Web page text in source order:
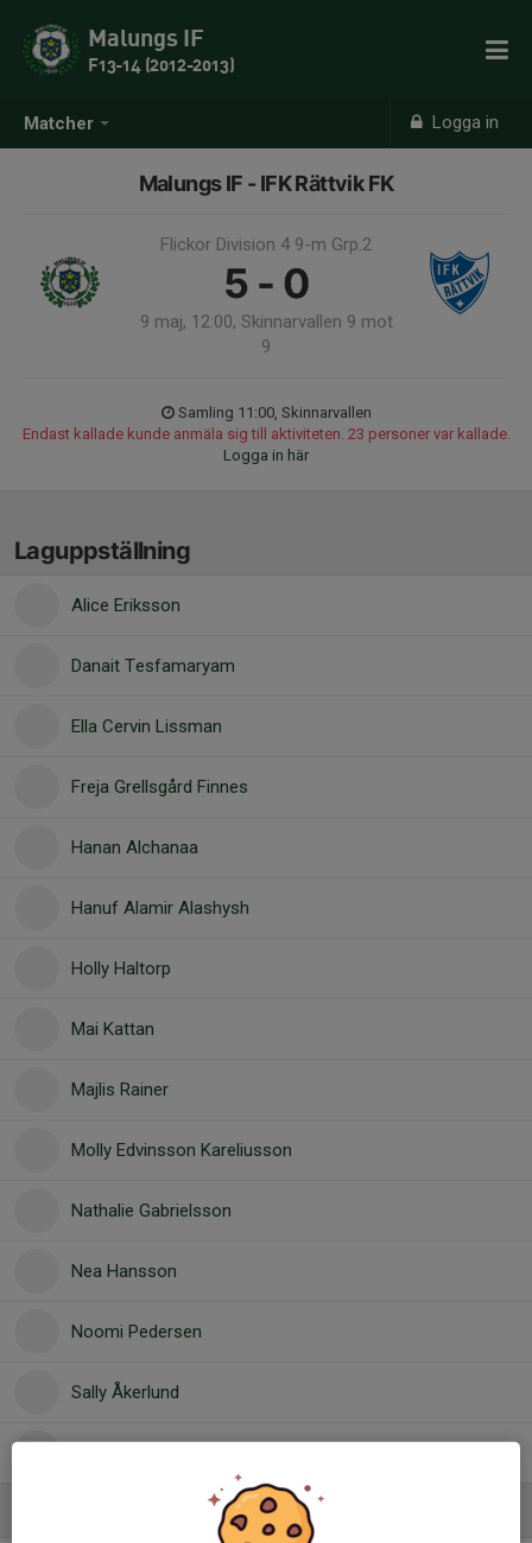
Matcher Logga in
Malungs IF
F13-14 (2012-2013)
Malungs IF - IFK Rättvik FK
Flickor Division 4 9-m Grp.2
5 - 0
9 maj, 12:00, Skinnarvallen 9 mot
9
Samling 11:00, Skinnarvallen
Endast kallade kunde anmäla sig till aktiviteten. 23 personer var kallade.
Logga in här
Laguppställning
Alice Eriksson
Danait Tesfamaryam
Ella Cervin Lissman
Freja Grellsgård Finnes
Hanan Alchanaa
Hanuf Alamir Alashysh
Holly Haltorp
Mai Kattan
Majlis Rainer
Molly Edvinsson Kareliusson
Nathalie Gabrielsson
Nea Hansson
Noomi Pedersen
Sally Åkerlund